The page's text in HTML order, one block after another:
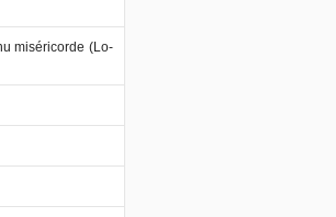
miséricorde (Lo-